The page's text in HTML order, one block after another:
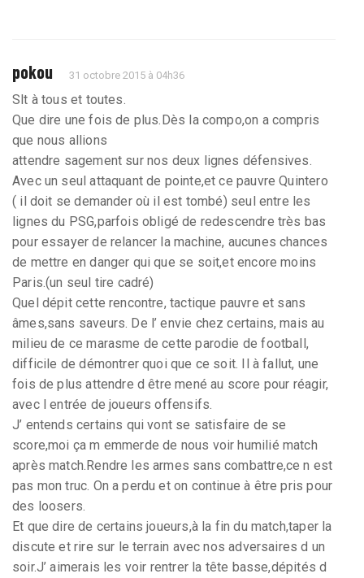
pokou 31 octobre 2015 à 04h36
Slt à tous et toutes.
Que dire une fois de plus.Dès la compo,on a compris
que nous allions
attendre sagement sur nos deux lignes défensives.
Avec un seul attaquant de pointe,et ce pauvre Quintero
( il doit se demander où il est tombé) seul entre les
lignes du PSG,parfois obligé de redescendre très bas
pour essayer de relancer la machine, aucunes chances
de mettre en danger qui que se soit,et encore moins
Paris.(un seul tire cadré)
Quel dépit cette rencontre, tactique pauvre et sans
âmes,sans saveurs. De l’ envie chez certains, mais au
milieu de ce marasme de cette parodie de football,
difficile de démontrer quoi que ce soit. Il à fallut, une
fois de plus attendre d être mené au score pour réagir,
avec l entrée de joueurs offensifs.
J’ entends certains qui vont se satisfaire de se
score,moi ça m emmerde de nous voir humilié match
après match.Rendre les armes sans combattre,ce n est
pas mon truc. On a perdu et on continue à être pris pour
des loosers.
Et que dire de certains joueurs,à la fin du match,taper la
discute et rire sur le terrain avec nos adversaires d un
soir.J’ aimerais les voir rentrer la tête basse,dépités d